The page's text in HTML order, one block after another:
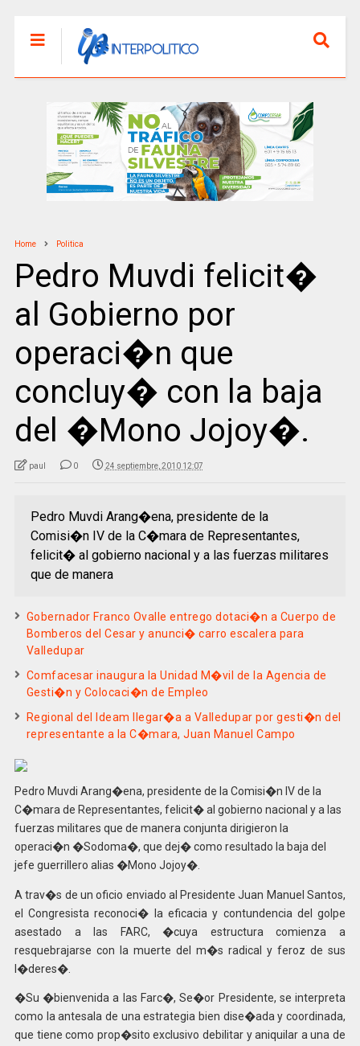
Home Politica
Pedro Muvdi felicit�
al Gobierno por
operaci�n que
concluy� con la baja
del �Mono Jojoy�.
paul 0 24 septiembre, 2010 12:07
Pedro Muvdi Arang�ena, presidente de la
Comisi�n IV de la C�mara de Representantes,
felicit� al gobierno nacional y a las fuerzas militares
que de manera
Gobernador Franco Ovalle entrego dotaci�n a Cuerpo de
Bomberos del Cesar y anunci� carro escalera para
Valledupar
Comfacesar inaugura la Unidad M�vil de la Agencia de
Gesti�n y Colocaci�n de Empleo
Regional del Ideam llegar�a a Valledupar por gesti�n del
representante a la C�mara, Juan Manuel Campo
Pedro Muvdi Arang�ena, presidente de la Comisi�n IV de la
C�mara de Representantes, felicit� al gobierno nacional y a las
fuerzas militares que de manera conjunta dirigieron la
operaci�n �Sodoma�, que dej� como resultado la baja del
jefe guerrillero alias �Mono Jojoy�.
A trav�s de un oficio enviado al Presidente Juan Manuel Santos,
el Congresista reconoci� la eficacia y contundencia del golpe
asestado a las FARC, �cuya estructura comienza a
resquebrajarse con la muerte del m�s radical y feroz de sus
l�deres�.
�Su �bienvenida a las Farc�, Se�or Presidente, se interpreta
como la antesala de una estrategia bien dise�ada y coordinada,
que tiene como prop�sito exclusivo debilitar y aniquilar a una de